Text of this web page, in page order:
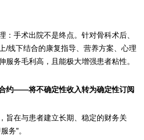
手术出院不是终点。针对骨科术后、
/线下结合的康复指导、营养方案、心理
服务毛利高，且能极大增强患者粘性。
——将不确定性收入转为确定性订阅
在与患者建立长期、稳定的财务关
务”。